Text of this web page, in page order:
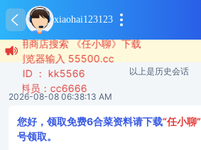
xiaohai123123
下载“任小聊”，添加发料员账号领取。
应用商店搜索 《任小聊》下载
浏览器输入 55500.cc
器ID ： kk5566
发料员：cc6666
以上是历史会话
2026-08-08 06:38:13 AM
您好，领取免费6合菜资料请下载“任小聊”
号领取。